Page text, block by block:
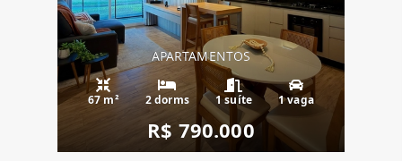
APARTAMENTOS
67 m² 2 dorms 1 suíte 1 vaga
R$ 790.000